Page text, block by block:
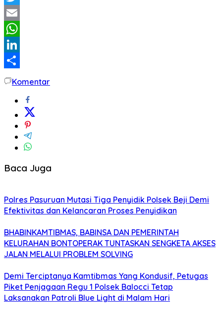
Twitter
Email
WhatsApp
LinkedIn
ShareKomentar
Baca Juga
Polres Pasuruan Mutasi Tiga Penyidik Polsek Beji Demi
Efektivitas dan Kelancaran Proses Penyidikan
BHABINKAMTIBMAS, BABINSA DAN PEMERINTAH
KELURAHAN BONTOPERAK TUNTASKAN SENGKETA AKSES
JALAN MELALUI PROBLEM SOLVING
Demi Terciptanya Kamtibmas Yang Kondusif, Petugas
Piket Penjagaan Regu 1 Polsek Balocci Tetap
Laksanakan Patroli Blue Light di Malam Hari